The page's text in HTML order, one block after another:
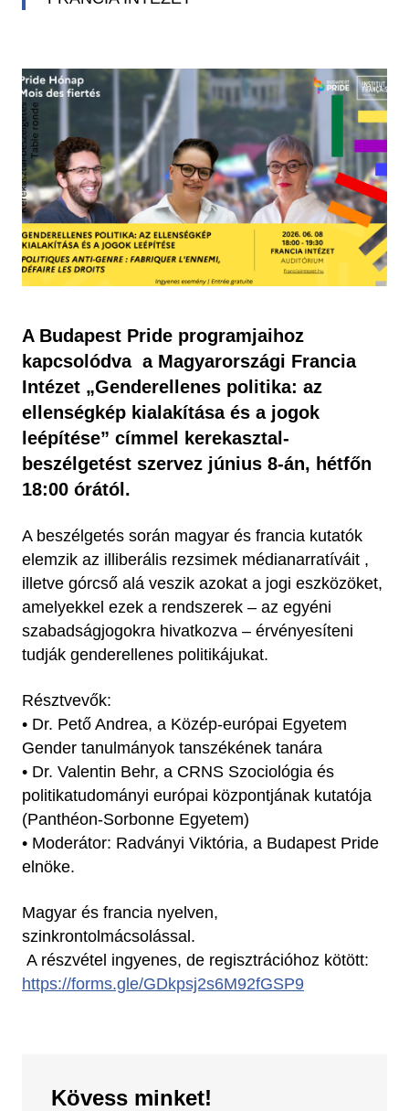
A Budapest Pride programjaihoz
kapcsolódva a Magyarországi Francia
Intézet „Genderellenes politika: az
ellenségkép kialakítása és a jogok
leépítése” címmel kerekasztal-
beszélgetést szervez június 8-án, hétfőn
18:00 órától.
A beszélgetés során magyar és francia kutatók
elemzik az illiberális rezsimek médianarratíváit ,
illetve górcső alá veszik azokat a jogi eszközöket,
amelyekkel ezek a rendszerek – az egyéni
szabadságjogokra hivatkozva – érvényesíteni
tudják genderellenes politikájukat.
Résztvevők:
• Dr. Pető Andrea, a Közép-európai Egyetem
Gender tanulmányok tanszékének tanára
• Dr. Valentin Behr, a CRNS Szociológia és
politikatudományi európai központjának kutatója
(Panthéon-Sorbonne Egyetem)
• Moderátor: Radványi Viktória, a Budapest Pride
elnöke.
Magyar és francia nyelven,
szinkrontolmácsolással.
A részvétel ingyenes, de regisztrációhoz kötött:
https://forms.gle/GDkpsj2s6M92fGSP9
Kövess minket!